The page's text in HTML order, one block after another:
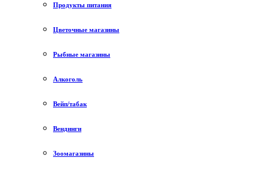
Продукты питания
Цветочные магазины
Рыбные магазины
Алкоголь
Вейп/табак
Вендинги
Зоомагазины